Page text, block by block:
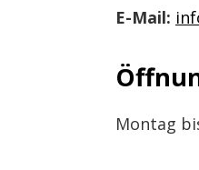
E-Mail:
Montag